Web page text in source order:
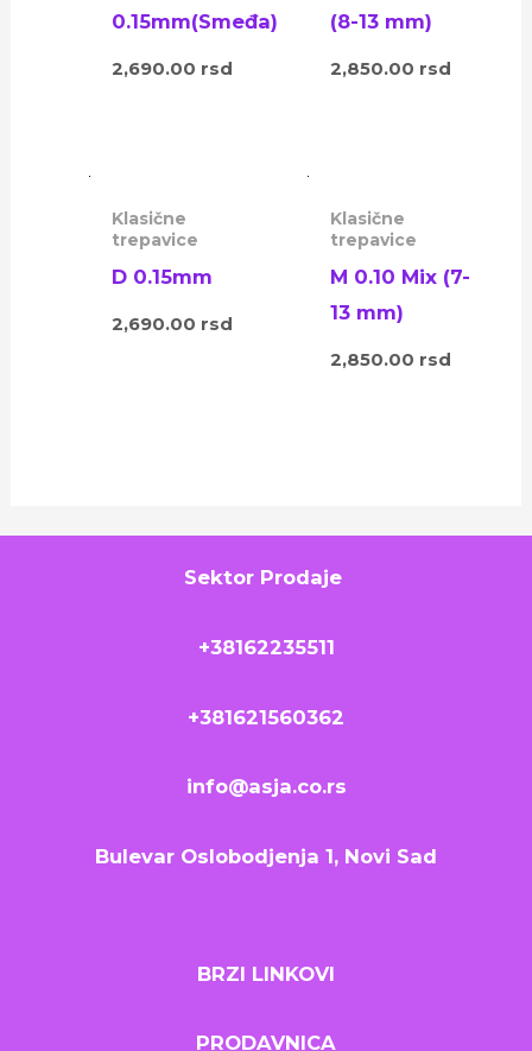
0.15mm(Smeđa)
2,690.00 rsd
(8-13 mm)
2,850.00 rsd
Klasične
trepavice
D 0.15mm
2,690.00 rsd
Klasične
trepavice
M 0.10 Mix (7-
13 mm)
2,850.00 rsd
Sektor Prodaje
+38162235511
+381621560362
info@asja.co.rs
Bulevar Oslobodjenja 1, Novi Sad
BRZI LINKOVI
PRODAVNICA